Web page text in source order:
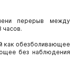
перерыв между
часов.
как обезболивающее
без наблюдения